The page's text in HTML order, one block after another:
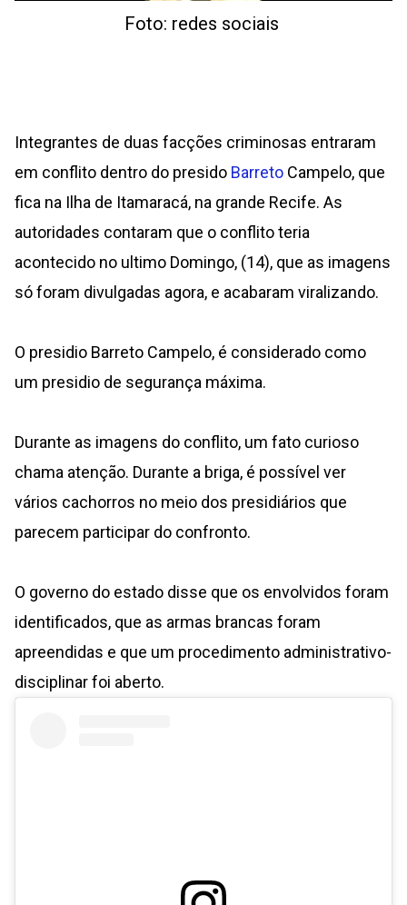
Foto: redes sociais
Integrantes de duas facções criminosas entraram
em conflito dentro do presido Barreto Campelo, que
fica na Ilha de Itamaracá, na grande Recife. As
autoridades contaram que o conflito teria
acontecido no ultimo Domingo, (14), que as imagens
só foram divulgadas agora, e acabaram viralizando.
O presidio Barreto Campelo, é considerado como
um presidio de segurança máxima.
Durante as imagens do conflito, um fato curioso
chama atenção. Durante a briga, é possível ver
vários cachorros no meio dos presidiários que
parecem participar do confronto.
O governo do estado disse que os envolvidos foram
identificados, que as armas brancas foram
apreendidas e que um procedimento administrativo-
disciplinar foi aberto.